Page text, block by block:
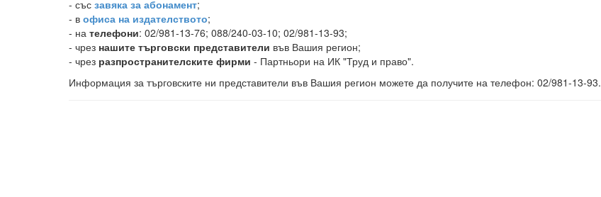
- със завяка за абонамент;
- в офиса на издателството;
- на телефони: 02/981-13-76; 088/240-03-10; 02/981-13-93;
- чрез нашите търговски представители във Вашия регион;
- чрез разпространителските фирми - Партньори на ИК "Труд и право".
Информация за търговските ни представители във Вашия регион можете да получите на телефон: 02/981-13-93.